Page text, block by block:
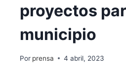
proyectos
municipio
Por prensa 4 abril, 2023